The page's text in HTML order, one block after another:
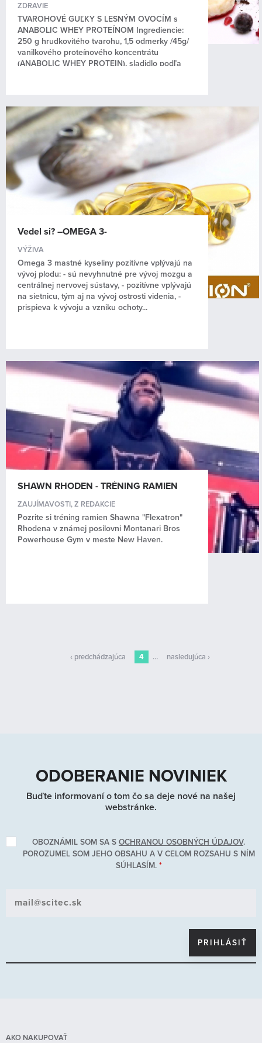
ZDRAVIE
TVAROHOVÉ GUĽKY S LESNÝM OVOCÍM s
ANABOLIC WHEY PROTEÍNOM Ingrediencie:
250 g hrudkovitého tvarohu, 1,5 odmerky /45g/
vanilkového proteínového koncentrátu
(ANABOLIC WHEY PROTEIN), sladidlo podľa
Vedel si? –OMEGA 3-
VÝŽIVA
Omega 3 mastné kyseliny pozitívne vplývajú na
vývoj plodu: - sú nevyhnutné pre vývoj mozgu a
centrálnej nervovej sústavy, - pozitívne vplývajú
na sietnicu, tým aj na vývoj ostrosti videnia, -
prispieva k vývoju a vzniku ochoty...
SHAWN RHODEN - TRÉNING RAMIEN
ZAUJÍMAVOSTI,Z REDAKCIE
Pozrite si tréning ramien Shawna "Flexatron"
Rhodena v známej posilovni Montanari Bros
Powerhouse Gym v meste New Haven.
‹ predchádzajúca 4 … nasledujúca ›
ODOBERANIE NOVINIEK
Buďte informovaní o tom čo sa deje nové na našej
webstránke.
OBOZNÁMIL SOM SA S OCHRANOU OSOBNÝCH ÚDAJOV.
POROZUMEL SOM JEHO OBSAHU A V CELOM ROZSAHU S NÍM
SÚHLASÍM. *
AKO NAKUPOVAŤ